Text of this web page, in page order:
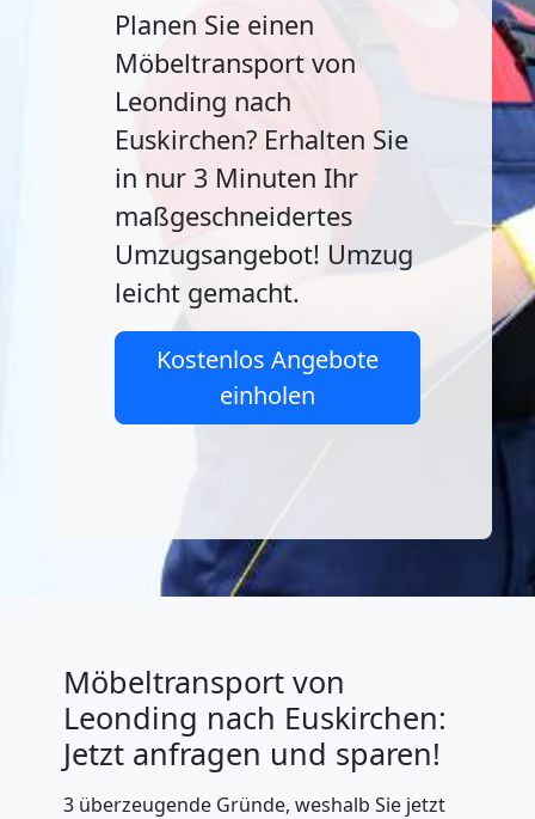
Planen Sie einen
Möbeltransport von
Leonding nach
Euskirchen? Erhalten Sie
in nur 3 Minuten Ihr
maßgeschneidertes
Umzugsangebot! Umzug
leicht gemacht.
Kostenlos Angebote
einholen
Möbeltransport von
Leonding nach Euskirchen:
Jetzt anfragen und sparen!
3 überzeugende Gründe, weshalb Sie jetzt